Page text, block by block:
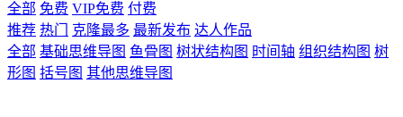
全部 免费 VIP免费 付费
推荐 热门 克隆最多 最新发布 达人作品
全部 基础思维导图 鱼骨图 树状结构图 时间轴 组织结构图 树
形图 括号图 其他思维导图